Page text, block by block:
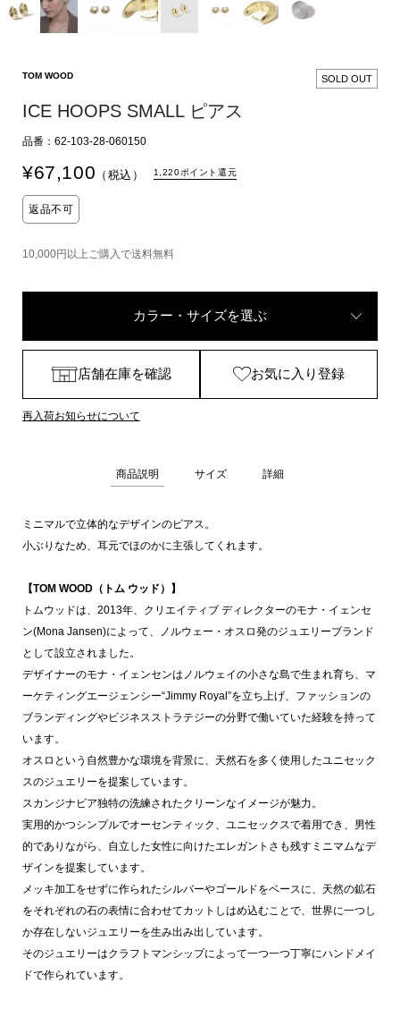
TOM WOOD SOLD OUT
ICE HOOPS SMALL ピアス
品番：62-103-28-060150
¥67,100 （税込） 1,220ポイント還元
返品不可
10,000円以上ご購入で送料無料
カラー・サイズを選ぶ
店舗在庫を確認 お気に入り登録
再入荷お知らせについて
商品説明 サイズ 詳細
ミニマルで立体的なデザインのピアス。
小ぶりなため、耳元でほのかに主張してくれます。
【TOM WOOD（トム ウッド）】
トムウッドは、2013年、クリエイティブ ディレクターのモナ・イェンセ
ン(Mona Jansen)によって、ノルウェー・オスロ発のジュエリーブランド
として設立されました。
デザイナーのモナ・イェンセンはノルウェイの小さな島で生まれ育ち、マ
ーケティングエージェンシー“Jimmy Royal”を立ち上げ、ファッションの
ブランディングやビジネスストラテジーの分野で働いていた経験を持って
います。
オスロという自然豊かな環境を背景に、天然石を多く使用したユニセック
スのジュエリーを提案しています。
スカンジナビア独特の洗練されたクリーンなイメージが魅力。
実用的かつシンプルでオーセンティック、ユニセックスで着用でき、男性
的でありながら、自立した女性に向けたエレガントさも残すミニマムなデ
ザインを提案しています。
メッキ加工をせずに作られたシルバーやゴールドをベースに、天然の鉱石
をそれぞれの石の表情に合わせてカットしはめ込むことで、世界に一つし
か存在しないジュエリーを生み出み出しています。
そのジュエリーはクラフトマンシップによって一つ一つ丁寧にハンドメイ
ドで作られています。